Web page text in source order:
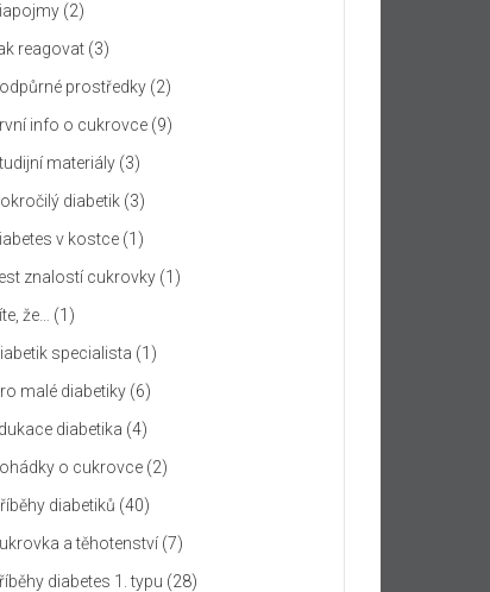
(2)
reagovat (3)
prostředky (2)
info o cukrovce (9)
materiály (3)
diabetik (3)
v kostce (1)
znalostí cukrovky (1)
že…
(1)
specialista (1)
malé diabetiky (6)
diabetika (4)
o cukrovce (2)
diabetiků (40)
a těhotenství (7)
diabetes 1. typu (28)